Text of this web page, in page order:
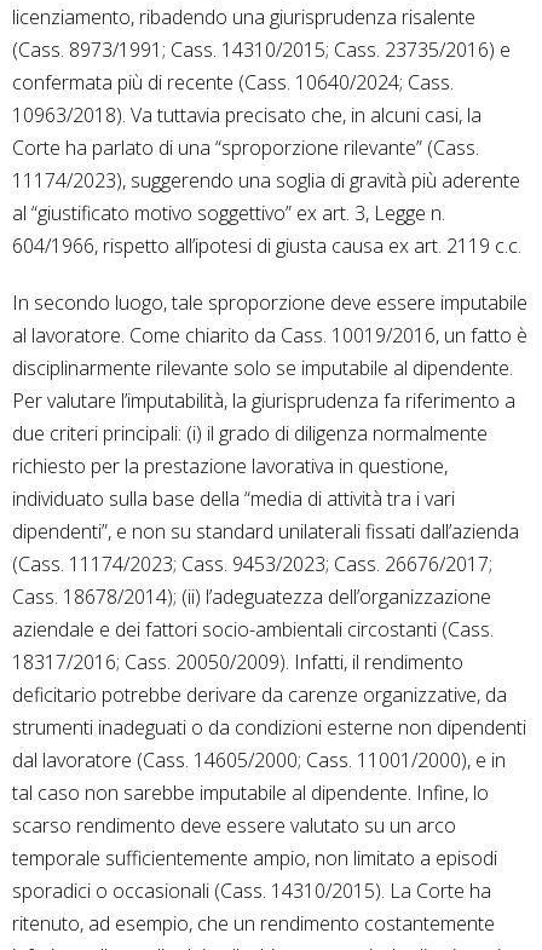
licenziamento, ribadendo una giurisprudenza risalente
(Cass. 8973/1991; Cass. 14310/2015; Cass. 23735/2016) e
confermata più di recente (Cass. 10640/2024; Cass.
10963/2018). Va tuttavia precisato che, in alcuni casi, la
Corte ha parlato di una “sproporzione rilevante” (Cass.
11174/2023), suggerendo una soglia di gravità più aderente
al “giustificato motivo soggettivo” ex art. 3, Legge n.
604/1966, rispetto all’ipotesi di giusta causa ex art. 2119 c.c.
In secondo luogo, tale sproporzione deve essere imputabile
al lavoratore. Come chiarito da Cass. 10019/2016, un fatto è
disciplinarmente rilevante solo se imputabile al dipendente.
Per valutare l’imputabilità, la giurisprudenza fa riferimento a
due criteri principali: (i) il grado di diligenza normalmente
richiesto per la prestazione lavorativa in questione,
individuato sulla base della “media di attività tra i vari
dipendenti”, e non su standard unilaterali fissati dall’azienda
(Cass. 11174/2023; Cass. 9453/2023; Cass. 26676/2017;
Cass. 18678/2014); (ii) l’adeguatezza dell’organizzazione
aziendale e dei fattori socio-ambientali circostanti (Cass.
18317/2016; Cass. 20050/2009). Infatti, il rendimento
deficitario potrebbe derivare da carenze organizzative, da
strumenti inadeguati o da condizioni esterne non dipendenti
dal lavoratore (Cass. 14605/2000; Cass. 11001/2000), e in
tal caso non sarebbe imputabile al dipendente. Infine, lo
scarso rendimento deve essere valutato su un arco
temporale sufficientemente ampio, non limitato a episodi
sporadici o occasionali (Cass. 14310/2015). La Corte ha
ritenuto, ad esempio, che un rendimento costantemente